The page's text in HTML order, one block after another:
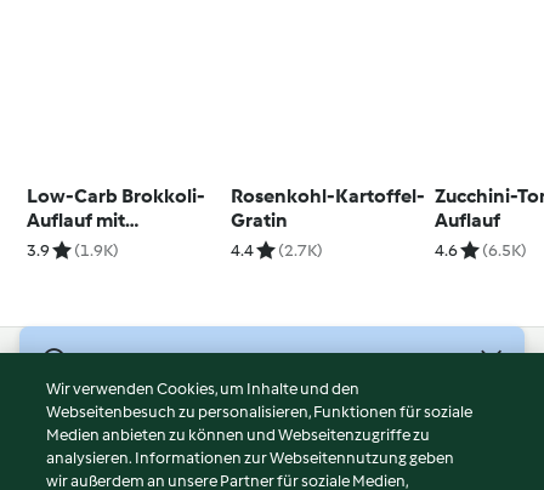
Low-Carb Brokkoli-
Auflauf mit
Hähnchen
3.9 (1.9K)
Rosenkohl-Kartoffel-
Gratin
4.4 (2.7K)
Zucchini-
Auflauf
4.6 (6.5K)
Nutzungsbedingungen
Datenschutzrichtlinien
Disclaimer
Wir verwenden Cookies, um Inhalte und den
Webseitenbesuch zu personalisieren, Funktionen für soziale
Medien anbieten zu können und Webseitenzugriffe zu
analysieren. Informationen zur Webseitennutzung geben
wir außerdem an unsere Partner für soziale Medien,